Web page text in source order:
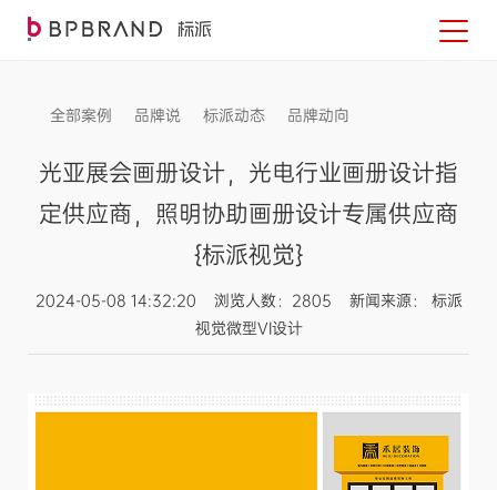
全部案例 品牌说 标派动态 品牌动向
光亚展会画册设计，光电行业画册设计指
定供应商，照明协助画册设计专属供应商
{标派视觉}
2024-05-08 14:32:20 浏览人数：2805 新闻来源： 标派
视觉微型VI设计